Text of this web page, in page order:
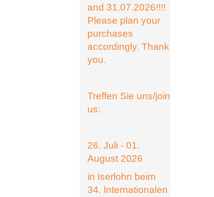
and 31.07.2026!!!!
Please plan your
purchases
accordingly. Thank
you.
Treffen Sie uns/join
us:
26. Juli - 01.
August 2026
in Iserlohn beim
34. Internationalen